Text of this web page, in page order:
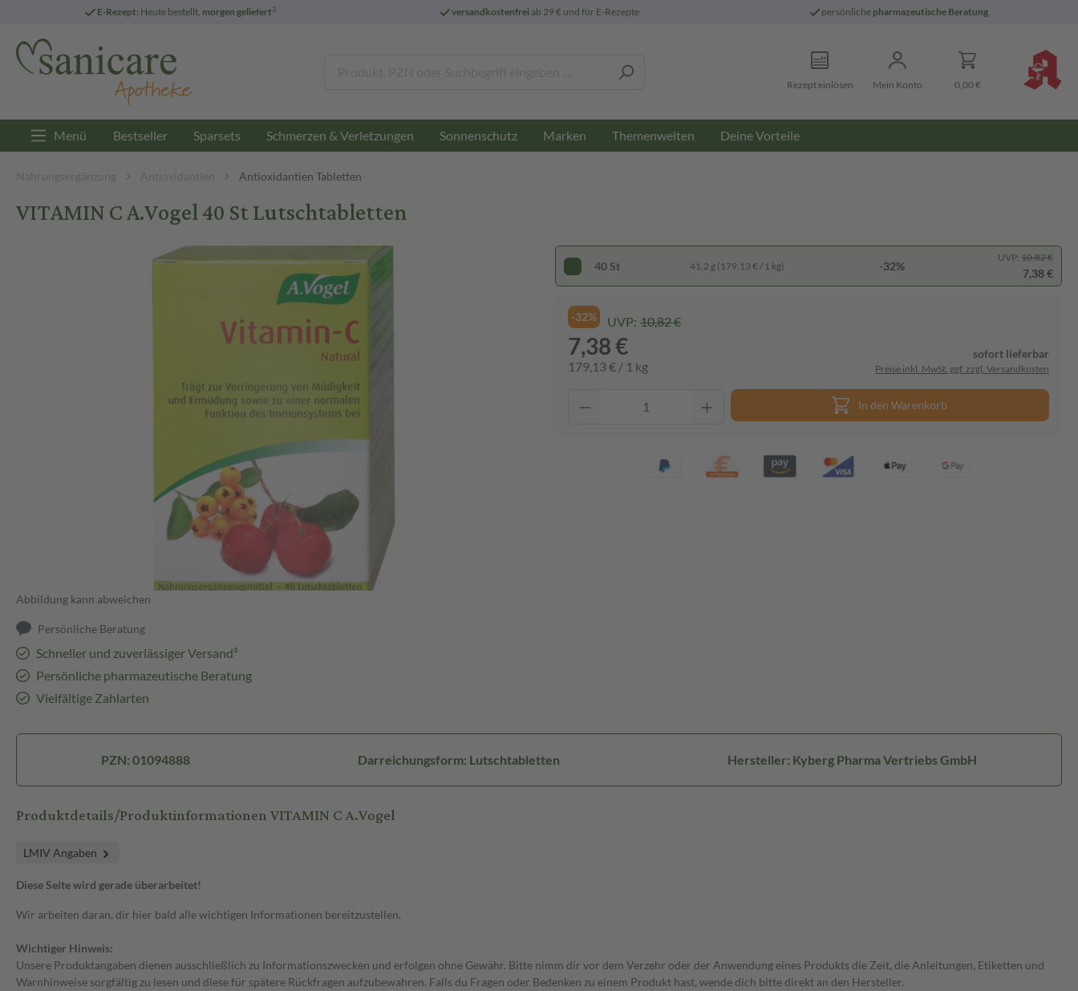
E-Rezept: Heute bestellt, morgen geliefert3 versandkostenfreiab 29 € und für E-Rezepte persönliche pharmazeutische Beratung
Rezept einlösen Mein Konto 0,00 €
Menü Bestseller Sparsets Schmerzen & Verletzungen Sonnenschutz Marken Themenwelten Deine Vorteile
Nahrungsergänzung Antioxidantien Antioxidantien Tabletten
VITAMIN C A.Vogel 40 St Lutschtabletten
Abbildung kann abweichen
Persönliche Beratung
Schneller und zuverlässiger Versand³
Persönliche pharmazeutische Beratung
Vielfältige Zahlarten
40 St 41,2 g (179,13 € / 1 kg) -32%
UVP: 10,82 €
7,38 €
-32% UVP: 10,82 €
7,38 €
179,13 € / 1 kg
sofort lieferbar
Preise inkl. MwSt. ggf. zzgl. Versandkosten
In den Warenkorb
PZN: 01094888 Darreichungsform: Lutschtabletten Hersteller: Kyberg Pharma Vertriebs GmbH
Produktdetails/Produktinformationen VITAMIN C A.Vogel
LMIV Angaben
Diese Seite wird gerade überarbeitet!
Wir arbeiten daran, dir hier bald alle wichtigen Informationen bereitzustellen.
Wichtiger Hinweis:
Unsere Produktangaben dienen ausschließlich zu Informationszwecken und erfolgen ohne Gewähr. Bitte nimm dir vor dem Verzehr oder der Anwendung eines Produkts die Zeit, die Anleitungen, Etiketten und
Warnhinweise sorgfältig zu lesen und diese für spätere Rückfragen aufzubewahren. Falls du Fragen oder Bedenken zu einem Produkt hast, wende dich bitte direkt an den Hersteller.